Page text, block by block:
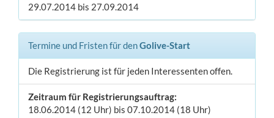
29.07.2014 bis 27.09.2014
Termine und Fristen für denGolive-Start
Die Registrierung ist für jeden Interessenten offen.
Zeitraum für Registrierungsauftrag:
18.06.2014 (12 Uhr) bis 07.10.2014 (18 Uhr)